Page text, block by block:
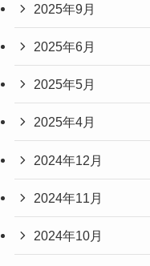
2025年9月
2025年6月
2025年5月
2025年4月
2024年12月
2024年11月
2024年10月